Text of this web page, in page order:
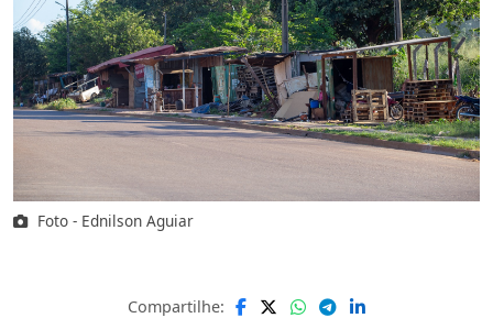
Foto - Ednilson Aguiar
Compartilhe: